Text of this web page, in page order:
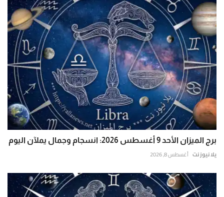
برج الميزان الأحد 9 أغسطس 2026: انسجام وجمال يملآن اليوم
يلا نيوز نت أغسطس 8, 2026